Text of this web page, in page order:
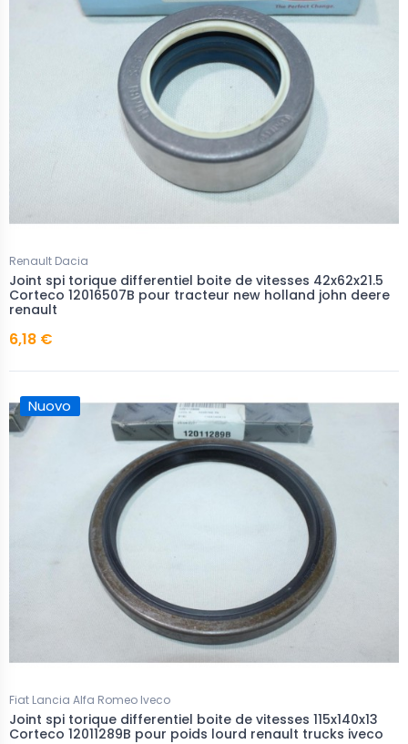
Renault Dacia
Joint spi torique differentiel boite de vitesses 42x62x21.5
Corteco 12016507B pour tracteur new holland john deere
renault
6,18 €
Nuovo
Fiat Lancia Alfa Romeo Iveco
Joint spi torique differentiel boite de vitesses 115x140x13
Corteco 12011289B pour poids lourd renault trucks iveco